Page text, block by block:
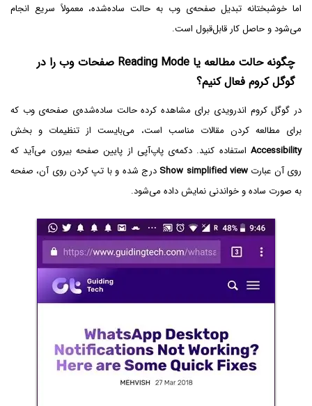
اما خوشبختانه تبدیل صفحه‌ی وب به حالت ساده‌شده، معمولاً سریع انجام
می‌شود و حاصل کار قابل‌قبول است.
چگونه حالت مطالعه یا Reading Mode صفحات وب را در
گوگل کروم فعال کنیم؟
در گوگل کروم اندرویدی برای مشاهده کرده حالت ساده‌شده‌ی صفحه‌ی وب که
برای مطالعه کردن مقالات مناسب است، می‌بایست از تنظیمات و بخش
Accessibility استفاده کنید. دکمه‌ی پاپ‌آپی از پایین صفحه بیرون می‌آید که
روی آن عبارتShow simplified view درج شده و با تپ کردن روی آن، صفحه
به صورت ساده و خواندنی نمایش داده می‌شود.